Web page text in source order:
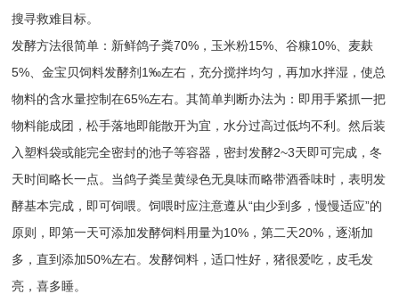
搜寻救难目标。
发酵方法很简单：新鲜鸽子粪70%，玉米粉15%、谷糠10%、麦麸
5%、金宝贝饲料发酵剂1‰左右，充分搅拌均匀，再加水拌湿，使总
物料的含水量控制在65%左右。其简单判断办法为：即用手紧抓一把
物料能成团，松手落地即能散开为宜，水分过高过低均不利。然后装
入塑料袋或能完全密封的池子等容器，密封发酵2~3天即可完成，冬
天时间略长一点。当鸽子粪呈黄绿色无臭味而略带酒香味时，表明发
酵基本完成，即可饲喂。饲喂时应注意遵从“由少到多，慢慢适应”的
原则，即第一天可添加发酵饲料用量为10%，第二天20%，逐渐加
多，直到添加50%左右。发酵饲料，适口性好，猪很爱吃，皮毛发
亮，喜多睡。